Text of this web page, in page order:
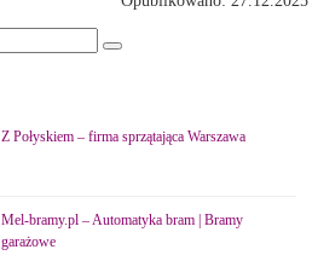
Z Połyskiem – firma sprzątająca Warszawa
Mel-bramy.pl – Automatyka bram | Bramy
garażowe